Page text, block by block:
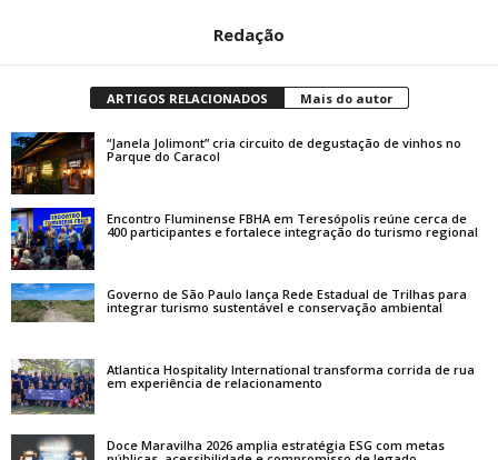
Redação
ARTIGOS RELACIONADOS Mais do autor
“Janela Jolimont” cria circuito de degustação de vinhos no
Parque do Caracol
Encontro Fluminense FBHA em Teresópolis reúne cerca de
400 participantes e fortalece integração do turismo regional
Governo de São Paulo lança Rede Estadual de Trilhas para
integrar turismo sustentável e conservação ambiental
Atlantica Hospitality International transforma corrida de rua
em experiência de relacionamento
Doce Maravilha 2026 amplia estratégia ESG com metas